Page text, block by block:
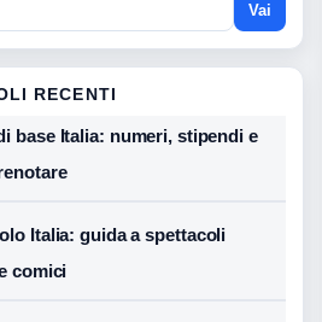
Vai
RECENTI
base Italia: numeri, stipendi e
Italia: guida a spettacoli
comici